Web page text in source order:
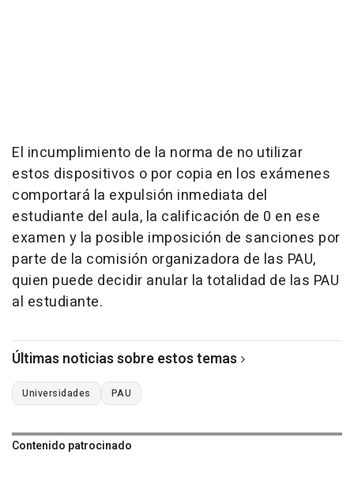
El incumplimiento de la norma de no utilizar
estos dispositivos o por copia en los exámenes
comportará la expulsión inmediata del
estudiante del aula, la calificación de 0 en ese
examen y la posible imposición de sanciones por
parte de la comisión organizadora de las PAU,
quien puede decidir anular la totalidad de las PAU
al estudiante.
Últimas noticias sobre estos temas
Universidades PAU
Contenido patrocinado